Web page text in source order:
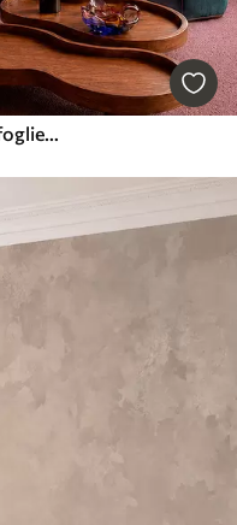
Motivo tropicale vivace con fiori, foglie e frutti colorati